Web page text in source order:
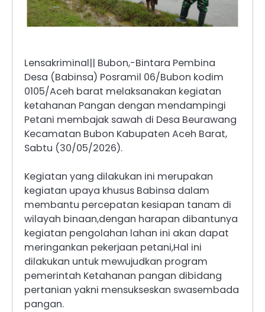
Lensakriminal|| Bubon,-Bintara Pembina
Desa (Babinsa) Posramil 06/Bubon kodim
0105/Aceh barat melaksanakan kegiatan
ketahanan Pangan dengan mendampingi
Petani membajak sawah di Desa Beurawang
Kecamatan Bubon Kabupaten Aceh Barat,
Sabtu (30/05/2026).
Kegiatan yang dilakukan ini merupakan
kegiatan upaya khusus Babinsa dalam
membantu percepatan kesiapan tanam di
wilayah binaan,dengan harapan dibantunya
kegiatan pengolahan lahan ini akan dapat
meringankan pekerjaan petani,Hal ini
dilakukan untuk mewujudkan program
pemerintah Ketahanan pangan dibidang
pertanian yakni mensukseskan swasembada
pangan.